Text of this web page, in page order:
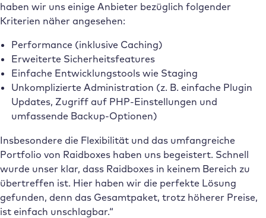
haben wir uns einige Anbieter bezüglich folgender
Kriterien näher angesehen:
Performance (inklusive Caching)
Erweiterte Sicherheitsfeatures
Einfache Entwicklungstools wie Staging
Unkomplizierte Administration (z. B. einfache Plugin
Updates, Zugriff auf PHP-Einstellungen und
umfassende Backup-Optionen)
Insbesondere die Flexibilität und das umfangreiche
Portfolio von Raidboxes haben uns begeistert. Schnell
wurde unser klar, dass Raidboxes in keinem Bereich zu
übertreffen ist. Hier haben wir die perfekte Lösung
gefunden, denn das Gesamtpaket, trotz höherer Preise,
ist einfach unschlagbar.“